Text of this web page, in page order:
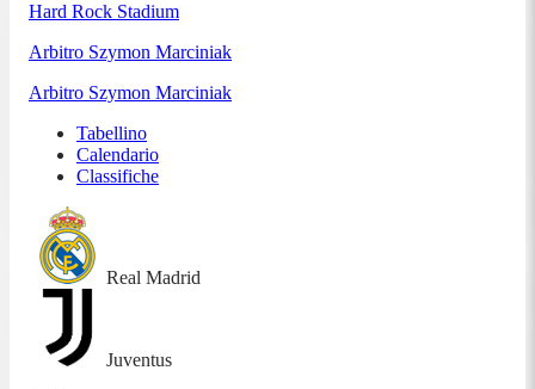
Hard Rock Stadium
Arbitro Szymon Marciniak
Arbitro Szymon Marciniak
Tabellino
Calendario
Classifiche
Real Madrid
Juventus